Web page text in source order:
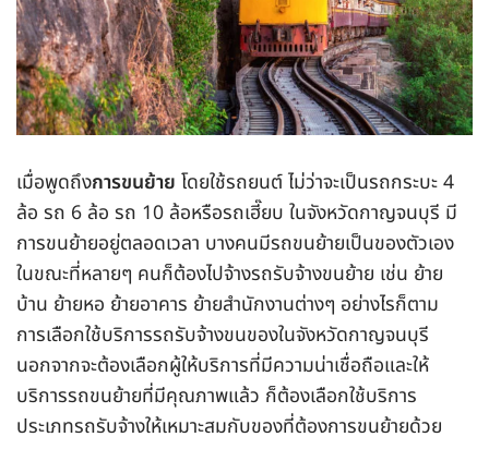
เมื่อพูดถึงการขนย้าย โดยใช้รถยนต์ ไม่ว่าจะเป็นรถกระบะ 4
ล้อ รถ 6 ล้อ รถ 10 ล้อหรือรถเฮี๊ยบ ในจังหวัดกาญจนบุรี มี
การขนย้ายอยู่ตลอดเวลา บางคนมีรถขนย้ายเป็นของตัวเอง
ในขณะที่หลายๆ คนก็ต้องไปจ้างรถรับจ้างขนย้าย เช่น ย้าย
บ้าน ย้ายหอ ย้ายอาคาร ย้ายสำนักงานต่างๆ อย่างไรก็ตาม
การเลือกใช้บริการรถรับจ้างขนของในจังหวัดกาญจนบุรี
นอกจากจะต้องเลือกผู้ให้บริการที่มีความน่าเชื่อถือและให้
บริการรถขนย้ายที่มีคุณภาพแล้ว ก็ต้องเลือกใช้บริการ
ประเภทรถรับจ้างให้เหมาะสมกับของที่ต้องการขนย้ายด้วย